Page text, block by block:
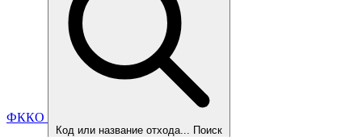
ФККО
Код или название отхода... Поиск